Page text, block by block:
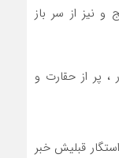
نیز از سر باز
، ۴۰ ساله ،بیمار ، پر از حقارت و
قبلیش خبر